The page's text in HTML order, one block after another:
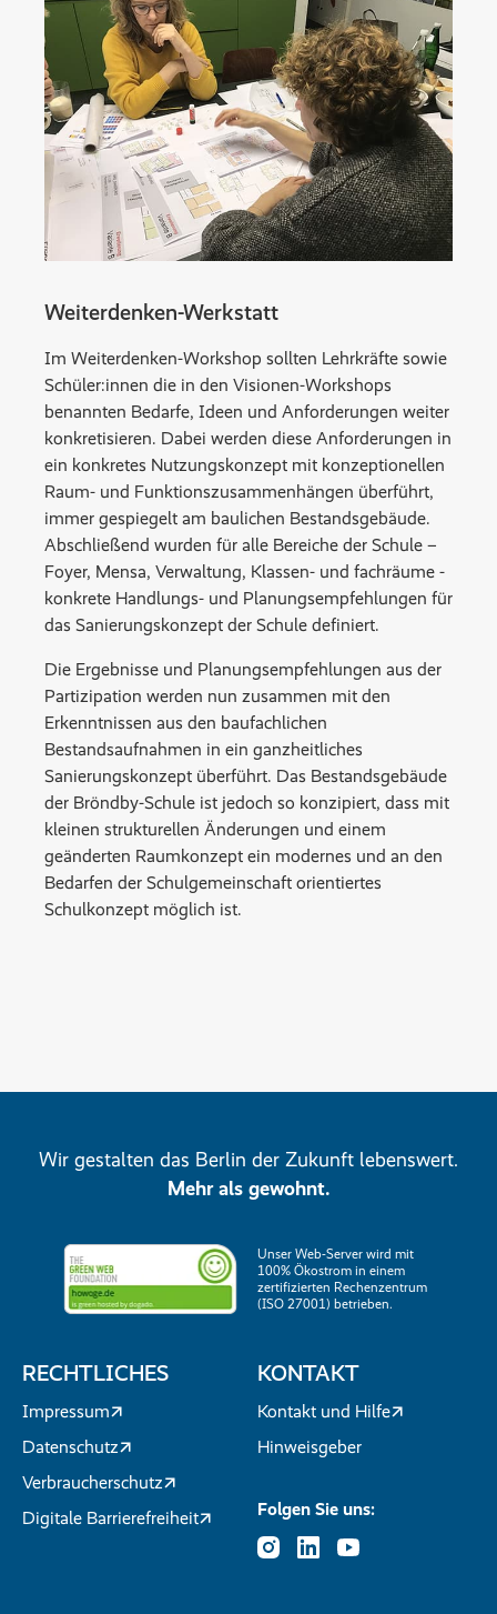
Weiterdenken-Werkstatt
Im Weiterdenken-Workshop sollten Lehrkräfte sowie
Schüler:innen die in den Visionen-Workshops
benannten Bedarfe, Ideen und Anforderungen weiter
konkretisieren. Dabei werden diese Anforderungen in
ein konkretes Nutzungskonzept mit konzeptionellen
Raum- und Funktionszusammenhängen überführt,
immer gespiegelt am baulichen Bestandsgebäude.
Abschließend wurden für alle Bereiche der Schule –
Foyer, Mensa, Verwaltung, Klassen- und fachräume -
konkrete Handlungs- und Planungsempfehlungen für
das Sanierungskonzept der Schule definiert.
Die Ergebnisse und Planungsempfehlungen aus der
Partizipation werden nun zusammen mit den
Erkenntnissen aus den baufachlichen
Bestandsaufnahmen in ein ganzheitliches
Sanierungskonzept überführt. Das Bestandsgebäude
der Bröndby-Schule ist jedoch so konzipiert, dass mit
kleinen strukturellen Änderungen und einem
geänderten Raumkonzept ein modernes und an den
Bedarfen der Schulgemeinschaft orientiertes
Schulkonzept möglich ist.
Wir gestalten das Berlin der Zukunft lebenswert.
Mehr als gewohnt.
Unser Web-Server wird mit
100% Ökostrom in einem
zertifizierten Rechenzentrum
(ISO 27001) betrieben.
RECHTLICHES
Impressum
Datenschutz
Verbraucherschutz
Digitale Barrierefreiheit
KONTAKT
Kontakt und Hilfe
Hinweisgeber
Folgen Sie uns: